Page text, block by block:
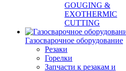
GOUGING &
EXOTHERMIC
CUTTING
Газосварочное оборудование
Резаки
Горелки
Запчасти к резакам и